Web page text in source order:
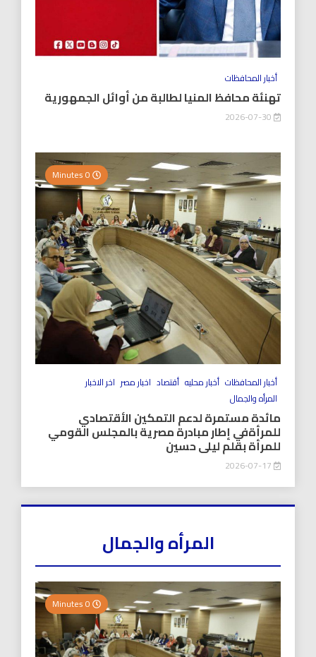
أخبار المحافظات
تهنئة محافظ المنيا لطالبة من أوائل الجمهورية
أخبار المحافظات أخبار محليه أقتصاد اخبار مصر اخر الاخبار
المرأه والجمال
مائدة مستمرة لدعم التمكين الأقتصادي
للمرأةفي إطار مبادرة مصرية بالمجلس القومي
للمرأة بقلم ليلى حسين
المرأه والجمال